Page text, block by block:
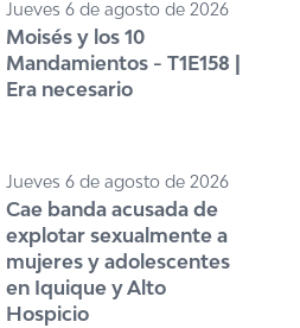
Jueves 6 de agosto de 2026
Moisés y los 10
Mandamientos - T1E158 |
Era necesario
Jueves 6 de agosto de 2026
Cae banda acusada de
explotar sexualmente a
mujeres y adolescentes
en Iquique y Alto
Hospicio